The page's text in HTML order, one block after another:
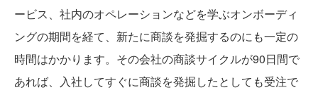
ービス、社内のオペレーションなどを学ぶオンボーディ
ングの期間を経て、新たに商談を発掘するのにも一定の
時間はかかります。その会社の商談サイクルが90日間で
あれば、入社してすぐに商談を発掘したとしても受注で